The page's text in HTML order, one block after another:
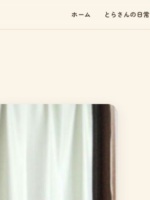
ホーム とらさんの日常